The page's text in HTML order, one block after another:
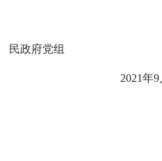
民政府党组
2021年9